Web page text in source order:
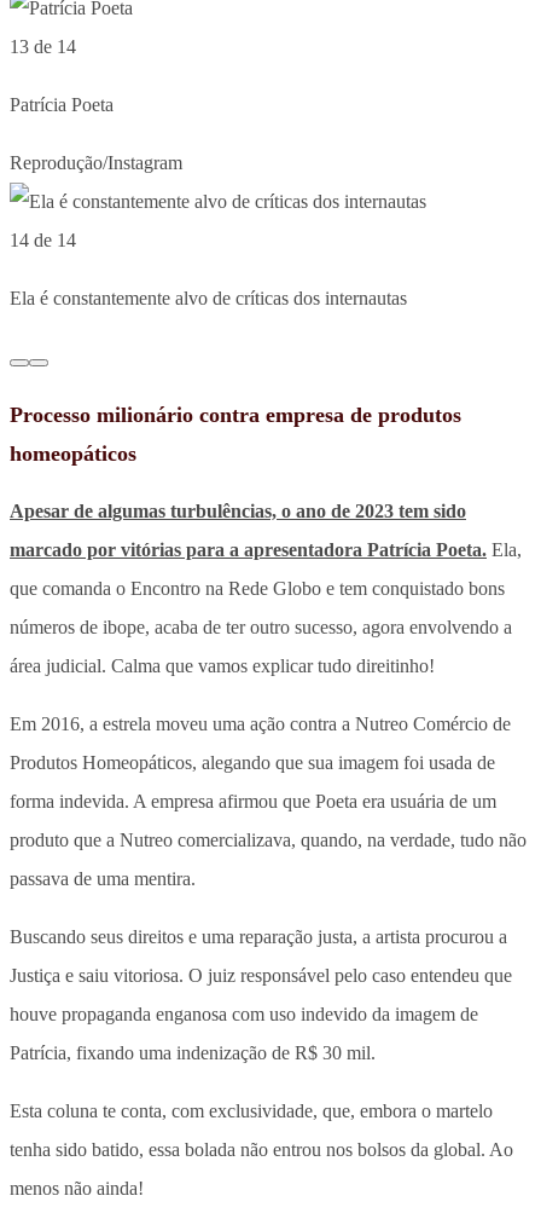
13 de 14
Patrícia Poeta
Reprodução/Instagram
14 de 14
Ela é constantemente alvo de críticas dos internautas
Processo milionário contra empresa de produtos
homeopáticos
Apesar de algumas turbulências, o ano de 2023 tem sido
marcado por vitórias para a apresentadora Patrícia Poeta. Ela,
que comanda o Encontro na Rede Globo e tem conquistado bons
números de ibope, acaba de ter outro sucesso, agora envolvendo a
área judicial. Calma que vamos explicar tudo direitinho!
Em 2016, a estrela moveu uma ação contra a Nutreo Comércio de
Produtos Homeopáticos, alegando que sua imagem foi usada de
forma indevida. A empresa afirmou que Poeta era usuária de um
produto que a Nutreo comercializava, quando, na verdade, tudo não
passava de uma mentira.
Buscando seus direitos e uma reparação justa, a artista procurou a
Justiça e saiu vitoriosa. O juiz responsável pelo caso entendeu que
houve propaganda enganosa com uso indevido da imagem de
Patrícia, fixando uma indenização de R$ 30 mil.
Esta coluna te conta, com exclusividade, que, embora o martelo
tenha sido batido, essa bolada não entrou nos bolsos da global. Ao
menos não ainda!